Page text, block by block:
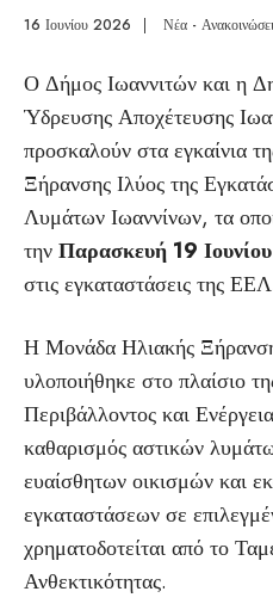
16 Ιουνίου 2026 | Νέα -
Ο Δήμος Ιωαννιτών και η
Ύδρευσης Αποχέτευσης
προσκαλούν στα εγκαίνια
Ξήρανσης Ιλύος της
Λυμάτων Ιωαννίνων, τα
τηνΠαρασκευή 19
στις εγκαταστάσεις της
Η Μονάδα Ηλιακής
υλοποιήθηκε στο πλαίσιο
Περιβάλλοντος και
καθαρισμός αστικών
ευαίσθητων οικισμών και
εγκαταστάσεων σε
χρηματοδοτείται από το
Ανθεκτικότητας.